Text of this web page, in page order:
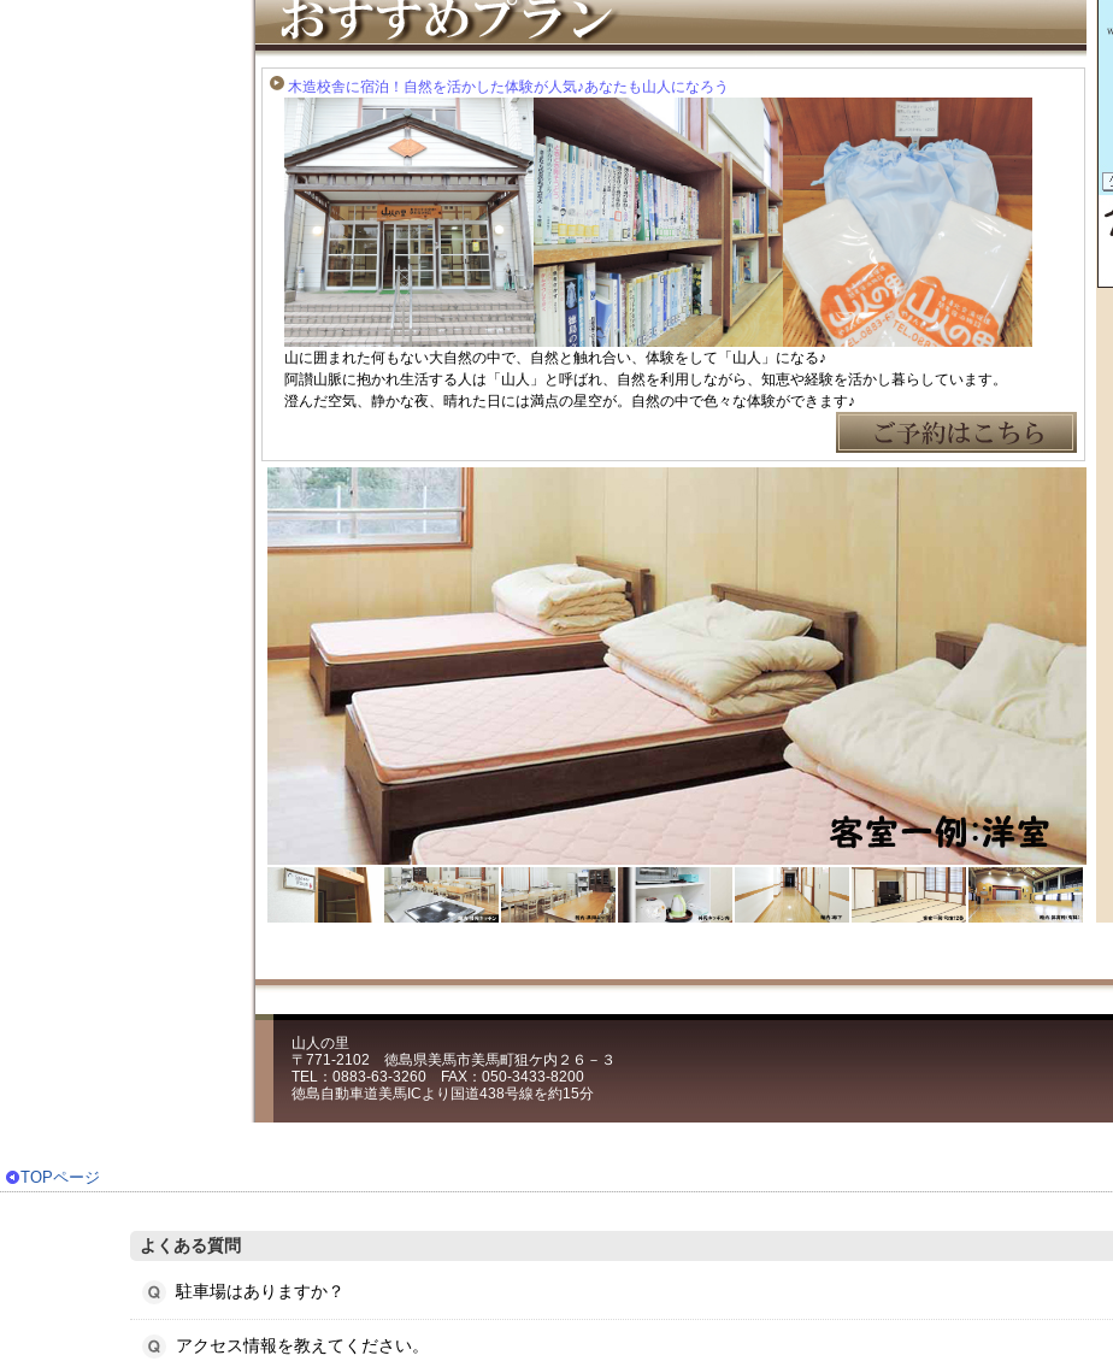
木造校舎に宿泊！自然を活かした体験が人気♪あなたも山人になろう
山に囲まれた何もない大自然の中で、自然と触れ合い、体験をして「山人」になる♪
阿讃山脈に抱かれ生活する人は「山人」と呼ばれ、自然を利用しながら、知恵や経験を活かし暮らしています。
澄んだ空気、静かな夜、晴れた日には満点の星空が。自然の中で色々な体験ができます♪
山人の里
〒771-2102 徳島県美馬市美馬町狙ケ内２６－３
TEL：0883-63-3260 FAX：050-3433-8200
徳島自動車道美馬ICより国道438号線を約15分
TOPページ
よくある質問
駐車場はありますか？
アクセス情報を教えてください。